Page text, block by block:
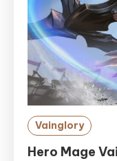
Vainglory
Hero Mage